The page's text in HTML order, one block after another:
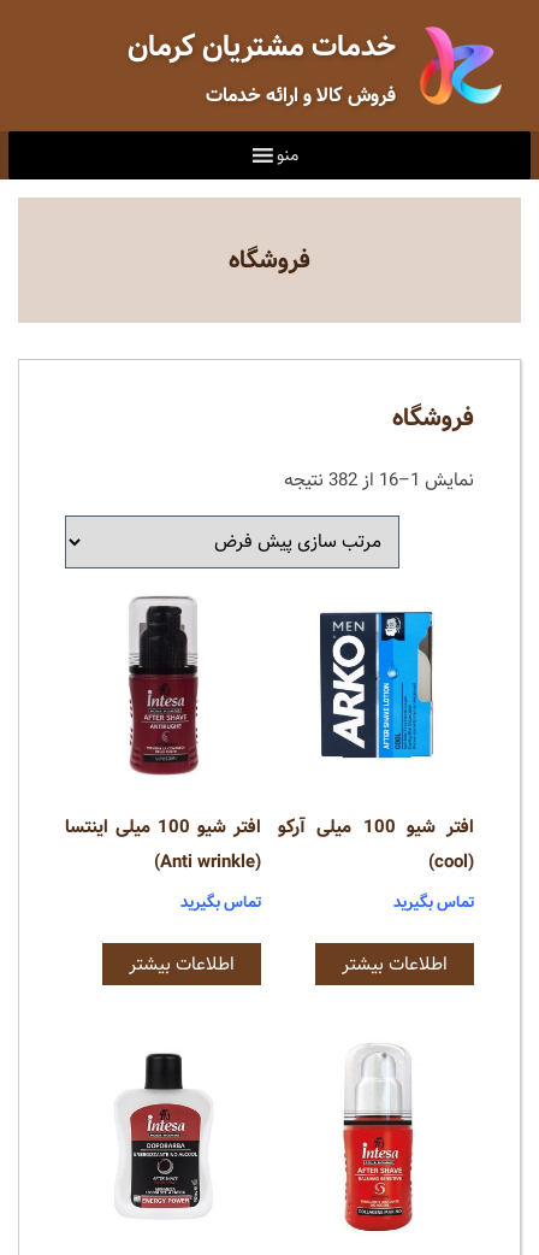
خدمات مشتریان کرمان
فروش کالا و ارائه خدمات
منو
فروشگاه
فروشگاه
نمایش 1–16 از 382 نتیجه
افتر شیو 100 میلی آرکو
(cool)
تماس بگیرید
اطلاعات بیشتر
افتر شیو 100 میلی اینتسا
(Anti wrinkle)
تماس بگیرید
اطلاعات بیشتر